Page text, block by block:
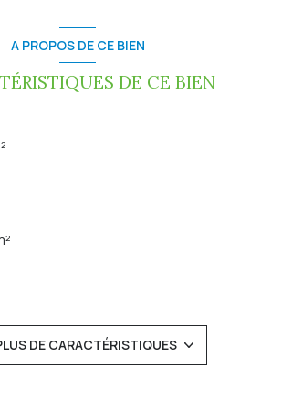
énergétique : A.
contactez Stéphanie
sur le site Géorisques:
A PROPOS DE CE BIEN
DE CE BIEN
DE CARACTÉRISTIQUES